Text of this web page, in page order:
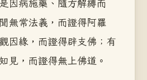
因病施藥、隨方解縛而
無常法義，而證得阿羅
因緣，而證得辟支佛；有
見，而證得無上佛道。